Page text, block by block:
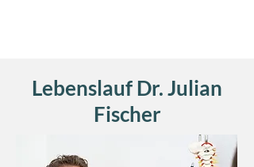
Lebenslauf Dr. Julian
Fischer